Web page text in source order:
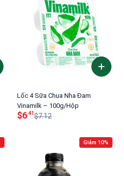
Lốc 4 Sữa Chua Nha Đam
Vinamilk – 100g/Hộp
$641$7.12
Giảm 10%